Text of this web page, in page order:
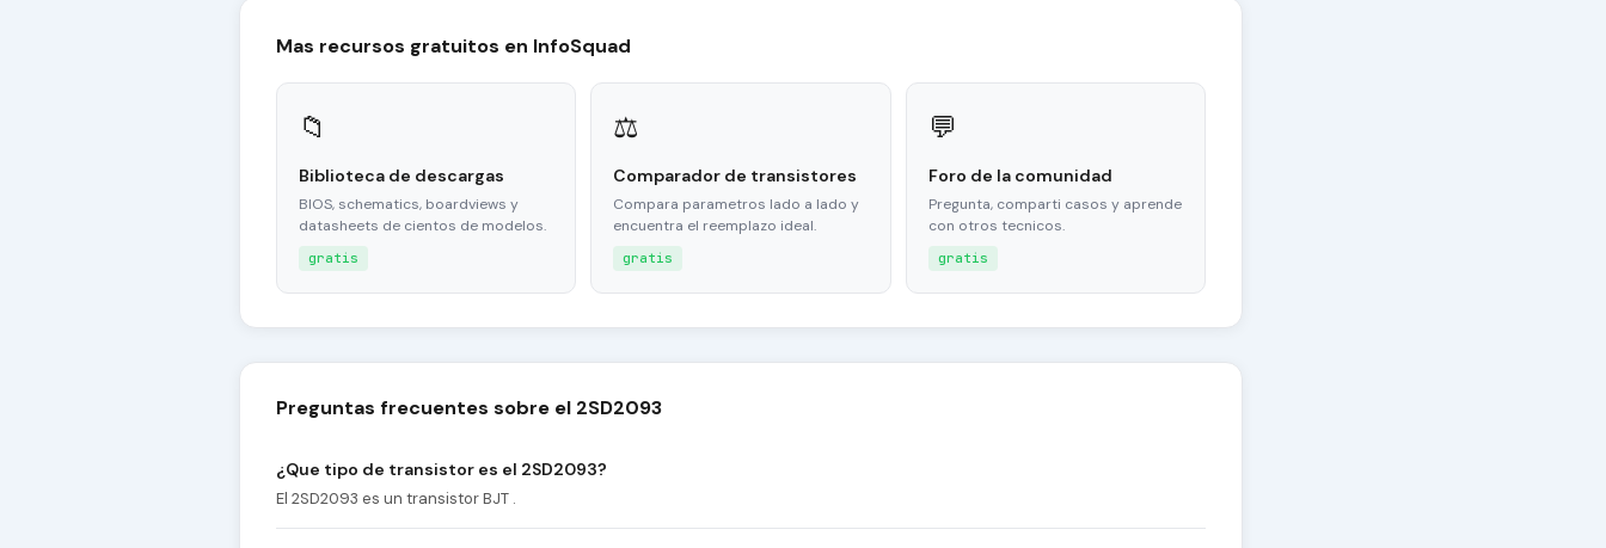
Mas recursos gratuitos en InfoSquad
📁
Biblioteca de descargas
BIOS, schematics, boardviews y
datasheets de cientos de modelos.
gratis
⚖
Comparador de transistores
Compara parametros lado a lado y
encuentra el reemplazo ideal.
gratis
💬
Foro de la comunidad
Pregunta, comparti casos y aprende
con otros tecnicos.
gratis
Preguntas frecuentes sobre el 2SD2093
¿Que tipo de transistor es el 2SD2093?
El 2SD2093 es un transistor BJT .